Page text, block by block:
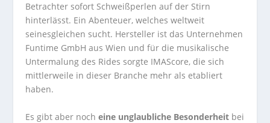
Betrachter sofort Schweißperlen auf der Stirn
hinterlässt. Ein Abenteuer, welches weltweit
seinesgleichen sucht. Hersteller ist das Unternehmen
Funtime GmbH aus Wien und für die musikalische
Untermalung des Rides sorgte IMAScore, die sich
mittlerweile in dieser Branche mehr als etabliert
haben.
Es gibt aber nocheine unglaubliche Besonderheit bei